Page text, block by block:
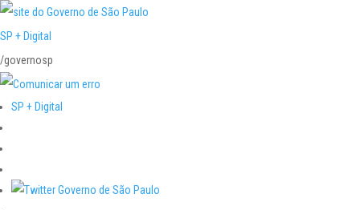
SP + Digital
/governosp
SP + Digital